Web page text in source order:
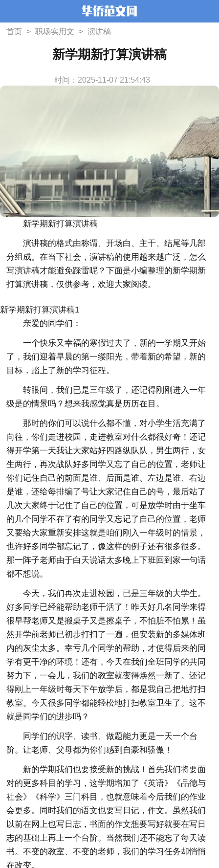
首页 > 职场实用文 > 演讲稿
新学期新打算演讲稿
时间：2025-11-07 21:54:43
新学期新打算演讲稿
演讲稿的格式由称谓、开场白、主干、结尾等几部
分组成。在当下社会，演讲稿的使用越来越广泛，怎么
写演讲稿才能避免踩雷呢？下面是小编整理的新学期新
打算演讲稿，仅供参考，欢迎大家阅读。
新学期新打算演讲稿1
亲爱的同学们：
一个快乐又幸福的寒假过去了，新的一学期又开始
了，我们迎着早晨的第一缕阳光，带着新的希望，新的
目标，踏上了新的学习征程。
转眼间，我们已是三年级了，还记得刚刚进入一年
级是的情景吗？想来我感觉真是历历在目。
那时的你们可以说什么都不懂，对小学生活充满了
向往，你们走进校园，走进教室对什么都很好奇！还记
得开学第一天我让大家站好四路纵队队，男生两行，女
生两行，再次战队好多同学又忘了自己的位置，老师让
你们记住自己的前面是谁、后面是谁、左边是谁、右边
是谁，还给每排编了号让大家记住自己的号，最后站了
几次大家终于记住了自己的位置，可是放学时由于坐车
的几个同学不在了有的同学又忘记了自己的位置，老师
又要给大家重新安排这就是咱们刚入一年级时的情景，
也许好多同学都忘记了，像这样的例子还有很多很多。
那一阵子老师由于白天说话太多晚上下班回到家一句话
都不想说。
今天，我们再次走进校园，已是三年级的大学生。
好多同学已经能帮助老师干活了！昨天好几名同学来得
很早帮老师又是搬桌子又是擦桌子，不怕脏不怕累！虽
然开学前老师已初步打扫了一遍，但安装新的多媒体班
内的灰尘太多。幸亏几个同学的帮助，才使得后来的同
学有更干净的环境！还有，今天在我们全班同学的共同
努力下，一会儿，我们的教室就变得焕然一新了。还记
得刚上一年级时每天下午放学后，都是我自己把地打扫
教室。今天很多同学都能轻松地打扫教室卫生了。这不
就是同学们的进步吗？
同学们的识字、读书、做题能力更是一天一个台
阶。让老师、父母都为你们感到自豪和骄傲！
新的学期我们也要接受新的挑战！首先我们将要面
对的更多科目的学习，这学期增加了《英语》《品德与
社会》《科学》三门科目，也就意味着今后我们的作业
会更多。同时我们的语文也要写日记，作文。虽然我们
以前在网上也写日志，书面的作文想要写好就要在写日
志的基础上再上一个台阶。当然我们还不能忘了每天读
书。不变的教室、不变的老师，我们的学习任务却悄悄
在改变。